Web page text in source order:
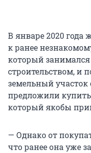
В январе 2020 года
к ранее
который
строительством, и
земельный
предложили
который якобы
— Однако от
что ранее она уже